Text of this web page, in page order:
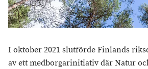
I oktober 2021 slutförde Finlands
av ett medborgarinitiativ där Natur